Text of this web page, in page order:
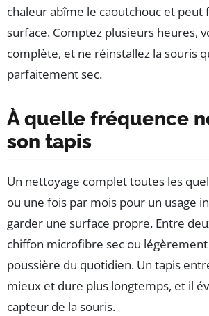
chaleur abîme le caoutchouc et peut
surface. Comptez plusieurs heures,
complète, et ne réinstallez la souris
parfaitement sec.
À quelle fréquence
son tapis
Un nettoyage complet toutes les
ou une fois par mois pour un usage
garder une surface propre. Entre
chiffon microfibre sec ou
poussière du quotidien. Un tapis
mieux et dure plus longtemps, et il
capteur de la souris.